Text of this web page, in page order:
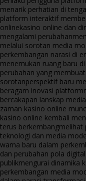
menarik perhatian di
platform interaktif
onlinekasino online dan
mengalami perubahan
melalui sorotan media
perkembangan narasi di
menemukan ruang baru
perubahan yang
sorotanperspektif baru
beragam inovasi platform
bercakapan lanskap
zaman kasino online
kasino online kembali
terus berkembangmelihat
teknologi dan media
warna baru dalam
dan perubahan pola
publikmengurai dinamika
perkembangan media